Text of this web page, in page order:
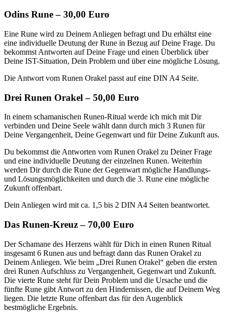
Odins Rune – 30,00 Euro
Eine Rune wird zu Deinem Anliegen befragt und Du erhältst eine
eine individuelle Deutung der Rune in Bezug auf Deine Frage. Du
bekommst Antworten auf Deine Frage und einen Überblick über
Deine IST-Situation, Dein Problem und über eine mögliche Lösung.
Die Antwort vom Runen Orakel passt auf eine DIN A4 Seite.
Drei Runen Orakel – 50,00 Euro
In einem schamanischen Runen-Ritual werde ich mich mit Dir
verbinden und Deine Seele wählt dann durch mich 3 Runen für
Deine Vergangenheit, Deine Gegenwart und für Deine Zukunft aus.
Du bekommst die Antworten vom Runen Orakel zu Deiner Frage
und eine individuelle Deutung der einzelnen Runen. Weiterhin
werden Dir durch die Rune der Gegenwart mögliche Handlungs-
und Lösungsmöglichkeiten und durch die 3. Rune eine mögliche
Zukunft offenbart.
Dein Anliegen wird mit ca. 1,5 bis 2 DIN A4 Seiten beantwortet.
Das Runen-Kreuz – 70,00 Euro
Der Schamane des Herzens wählt für Dich in einen Runen Ritual
insgesamt 6 Runen aus und befragt dann das Runen Orakel zu
Deinem Anliegen. Wie beim „Drei Runen Orakel“ geben die ersten
drei Runen Aufschluss zu Vergangenheit, Gegenwart und Zukunft.
Die vierte Rune steht für Dein Problem und die Ursache und die
fünfte Rune gibt Antwort zu den Hindernissen, die auf Deinem Weg
liegen. Die letzte Rune offenbart das für den Augenblick
bestmögliche Ergebnis.